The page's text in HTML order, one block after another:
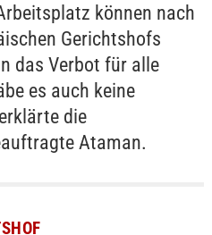
können nach
Gerichtshofs
das Verbot für alle
es auch keine
die
Ataman.